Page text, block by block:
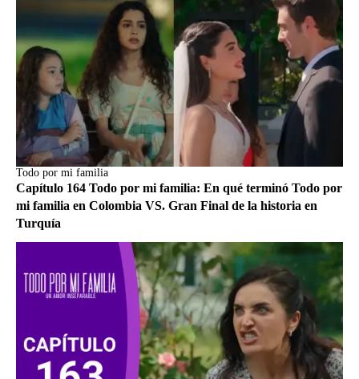
Todo por mi familia
Capítulo 164 Todo por mi familia: En qué terminó Todo por
mi familia en Colombia VS. Gran Final de la historia en
Turquía